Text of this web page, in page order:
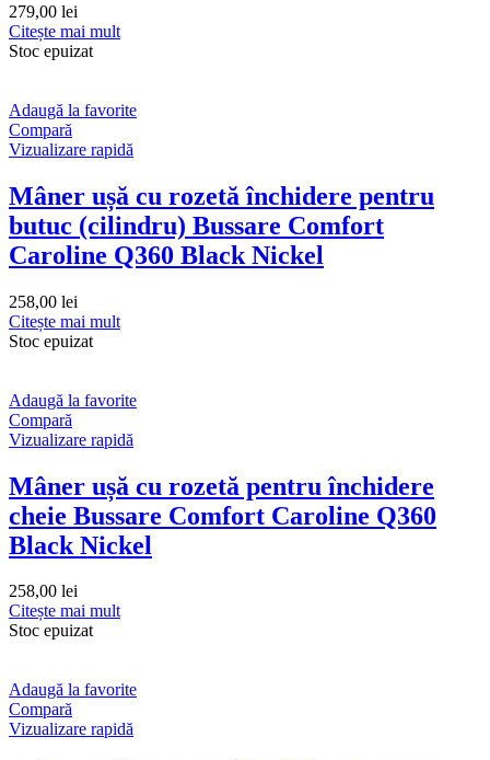
279,00 lei
Citește mai mult
Stoc epuizat
Adaugă la favorite
Compară
Vizualizare rapidă
Mâner ușă cu rozetă închidere pentru
butuc (cilindru) Bussare Comfort
Caroline Q360 Black Nickel
258,00 lei
Citește mai mult
Stoc epuizat
Adaugă la favorite
Compară
Vizualizare rapidă
Mâner ușă cu rozetă pentru închidere
cheie Bussare Comfort Caroline Q360
Black Nickel
258,00 lei
Citește mai mult
Stoc epuizat
Adaugă la favorite
Compară
Vizualizare rapidă